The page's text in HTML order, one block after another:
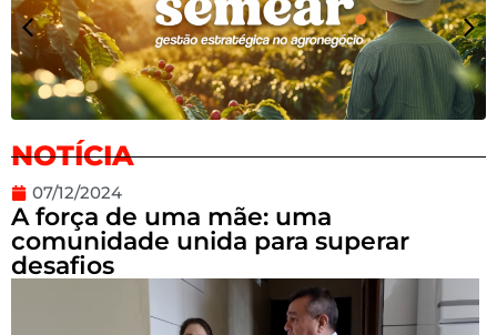
NOTÍCIA
07/12/2024
A força de uma mãe: uma
comunidade unida para superar
desafios